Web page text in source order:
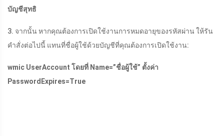
บัญชีสุทธิ
3. จากนั้น หากคุณต้องการเปิดใช้งานการหมดอายุของรหัสผ่าน ให้รัน
คำสั่งต่อไปนี้ แทนที่ชื่อผู้ใช้ด้วยบัญชีที่คุณต้องการเปิดใช้งาน:
wmic UserAccount โดยที่ Name=”ชื่อผู้ใช้” ตั้งค่า
PasswordExpires=True